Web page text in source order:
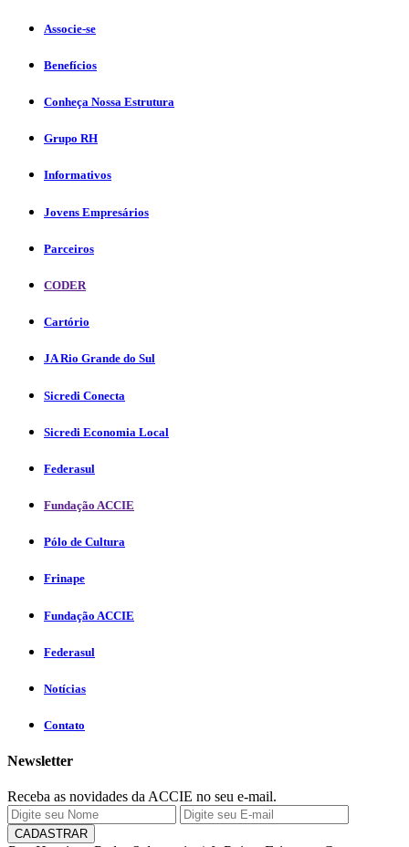
Associe-se
Benefícios
Conheça Nossa Estrutura
Grupo RH
Informativos
Jovens Empresários
Parceiros
CODER
Cartório
JA Rio Grande do Sul
Sicredi Conecta
Sicredi Economia Local
Federasul
Fundação ACCIE
Pólo de Cultura
Frinape
Fundação ACCIE
Federasul
Notícias
Contato
Newsletter
Receba as novidades da ACCIE no seu e-mail.